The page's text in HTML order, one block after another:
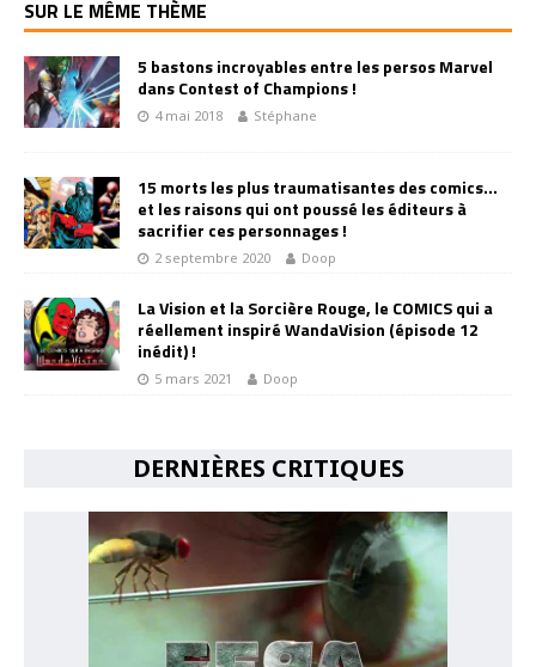
SUR LE MÊME THÈME
5 bastons incroyables entre les persos Marvel
dans Contest of Champions !
4 mai 2018 Stéphane
15 morts les plus traumatisantes des comics…
et les raisons qui ont poussé les éditeurs à
sacrifier ces personnages !
2 septembre 2020 Doop
La Vision et la Sorcière Rouge, le COMICS qui a
réellement inspiré WandaVision (épisode 12
inédit) !
5 mars 2021 Doop
DERNIÈRES CRITIQUES